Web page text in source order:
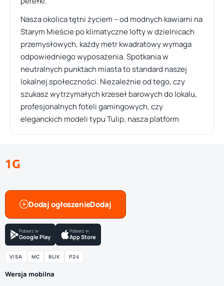
Nasza okolica tętni życiem – od modnych kawiarni na
Starym Mieście po klimatyczne lofty w dzielnicach
przemysłowych, każdy metr kwadratowy wymaga
odpowiedniego wyposażenia. Spotkania w
neutralnych punktach miasta to standard naszej
lokalnej społeczności. Niezależnie od tego, czy
szukasz wytrzymałych krzeseł barowych do lokalu,
profesjonalnych foteli gamingowych, czy
eleganckich modeli typu Tulip, nasza platform
1G
Dodaj ogłoszenie
Pobierz w
Google Play
Pobierz w
App Store
VISA MC BLIK P24
Wersja mobilna